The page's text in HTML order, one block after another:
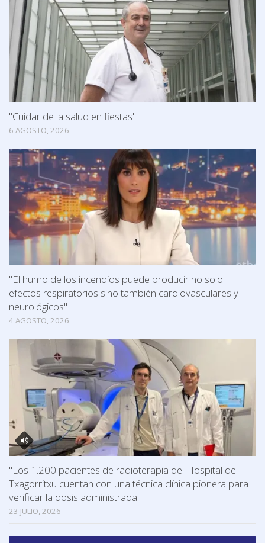
"Cuidar de la salud en fiestas"
6 AGOSTO, 2026
"El humo de los incendios puede producir no solo
efectos respiratorios sino también cardiovasculares y
neurológicos"
4 AGOSTO, 2026
"Los 1.200 pacientes de radioterapia del Hospital de
Txagorritxu cuentan con una técnica clínica pionera para
verificar la dosis administrada"
23 JULIO, 2026